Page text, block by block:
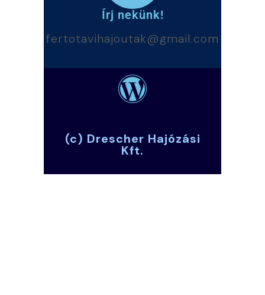
Írj nekünk!
fertotavihajoutak@gmail.com
(c) Drescher Hajózási
Kft.